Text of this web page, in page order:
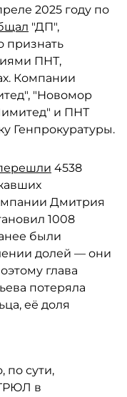
2025 году по
"ДП",
признать
ПНТ,
Компании
"Новомор
и ПНТ
Генпрокуратуры.
4538
Дмитрия
1008
были
долей — они
глава
потеряла
её доля
по сути,
в